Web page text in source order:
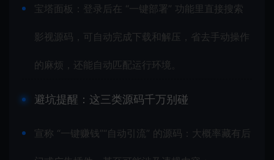
宝塔面板：登录后在 “一键部署” 功能里直接搜索
影视源码，可自动完成下载和解压，省去手动操作
的麻烦，还能自动匹配运行环境。
避坑提醒：这三类源码千万别碰
宣称 “一键赚钱”“自动引流” 的源码：大概率藏有后